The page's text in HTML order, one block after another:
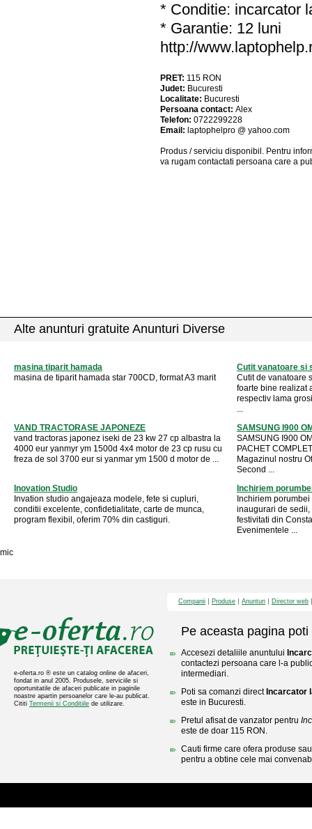
* Conditie: incarcator
* Garantie: 12 luni
http://
PRET: 115 RON
Judet: Bucuresti
Localitate: Bucuresti
Persoana contact: Alex
Telefon: 0722299228
Email: laptophelpro @ yahoo.com
Produs / serviciu disponibil . Pentru
va rugam contactati persoana care a
Alte anunturi gratuite Anunturi Diverse
masina tiparit hamada
masina de tiparit hamada star 700CD, format A3 marit
Cutit vanatoare si
Cutit de vanatoare
foarte bine realizat
respectiv lama
...
VAND TRACTORASE JAPONEZE
vand tractoras japonez iseki de 23 kw 27 cp albastra la
4000 eur yanmyr ym 1500d 4x4 motor de 23 cp rusu cu
freza de sol 3700 eur si yanmar ym 1500 d motor de ...
SAMSUNG I900
SAMSUNG I900
PACHET
Magazinul nostru
Second ...
Inovation Studio
Invation studio angajeaza modele, fete si cupluri,
conditii excelente, confidetialitate, carte de munca,
program flexibil, oferim 70% din castiguri.
Inchiriem
Inchiriem
inaugurari de
festivitati din
Evenimentele ...
mic
e-oferta.ro ® este un catalog online de afaceri,
fondat in anul 2005. Produsele, serviciile si
oportunitatile de afaceri publicate in paginile
noastre apartin persoanelor care le-au publicat.
Cititi Termenii si Conditiile de utilizare.
Companii Produse Anunturi Director web
Pe aceasta pagina poti
Accesezi detaliile anuntului
contactezi persoana care l-a
intermediari.
Poti sa comanzi direct Incarcator
este in Bucuresti.
Pretul afisat de vanzator pentru
este de doar 115 RON.
Cauti firme care ofera produse
pentru a obtine cele mai